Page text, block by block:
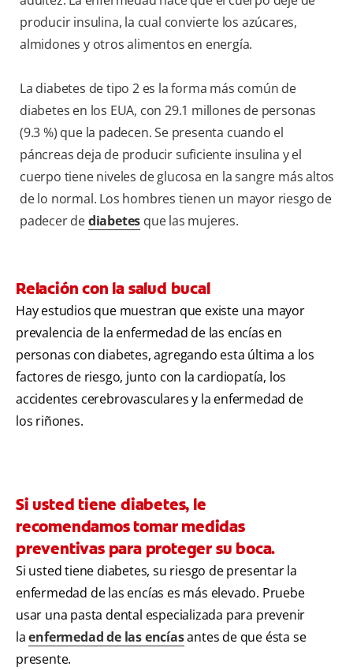
producir insulina, la cual convierte los azúcares,
almidones y otros alimentos en energía.
La diabetes de tipo 2 es la forma más común de
diabetes en los EUA, con 29.1 millones de personas
(9.3 %) que la padecen. Se presenta cuando el
páncreas deja de producir suficiente insulina y el
cuerpo tiene niveles de glucosa en la sangre más altos
de lo normal. Los hombres tienen un mayor riesgo de
padecer dediabetes que las mujeres.
Relación con la salud bucal
Hay estudios que muestran que existe una mayor
prevalencia de la enfermedad de las encías en
personas con diabetes, agregando esta última a los
factores de riesgo, junto con la cardiopatía, los
accidentes cerebrovasculares y la enfermedad de
los riñones.
Si usted tiene diabetes, le
recomendamos tomar medidas
preventivas para proteger su boca.
Si usted tiene diabetes, su riesgo de presentar la
enfermedad de las encías es más elevado. Pruebe
usar una pasta dental especializada para prevenir
laenfermedad de las encíasantes de que ésta se
presente.